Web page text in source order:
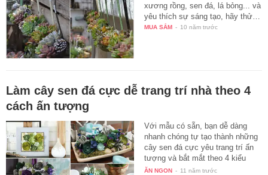
xương rồng, sen đá, lá bỏng... và
yêu thích sự sáng tạo, hãy thử…
MUA SẮM - 10 năm trước
Làm cây sen đá cực dễ trang trí nhà theo 4
cách ấn tượng
Với mẫu có sẵn, bạn dễ dàng
nhanh chóng tự tạo thành những
cây sen đá cực yêu trang trí ấn
tượng và bắt mắt theo 4 kiểu
sau…
ĂN NGON - 11 năm trước